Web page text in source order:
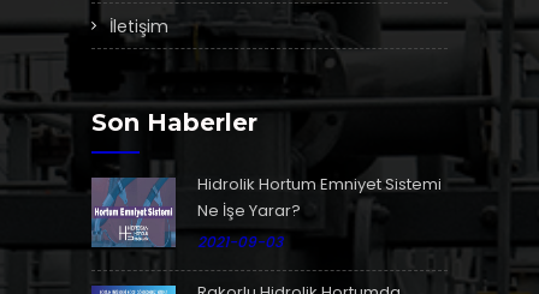
İletişim
Son Haberler
Hidrolik Hortum Emniyet Sistemi
Ne İşe Yarar?
2021-09-03